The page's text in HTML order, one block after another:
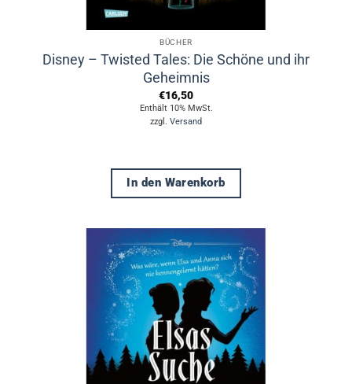
BÜCHER
Disney – Twisted Tales: Die Schöne und ihr
Geheimnis
€16,50
Enthält 10% MwSt.
zzgl. Versand
In den Warenkorb